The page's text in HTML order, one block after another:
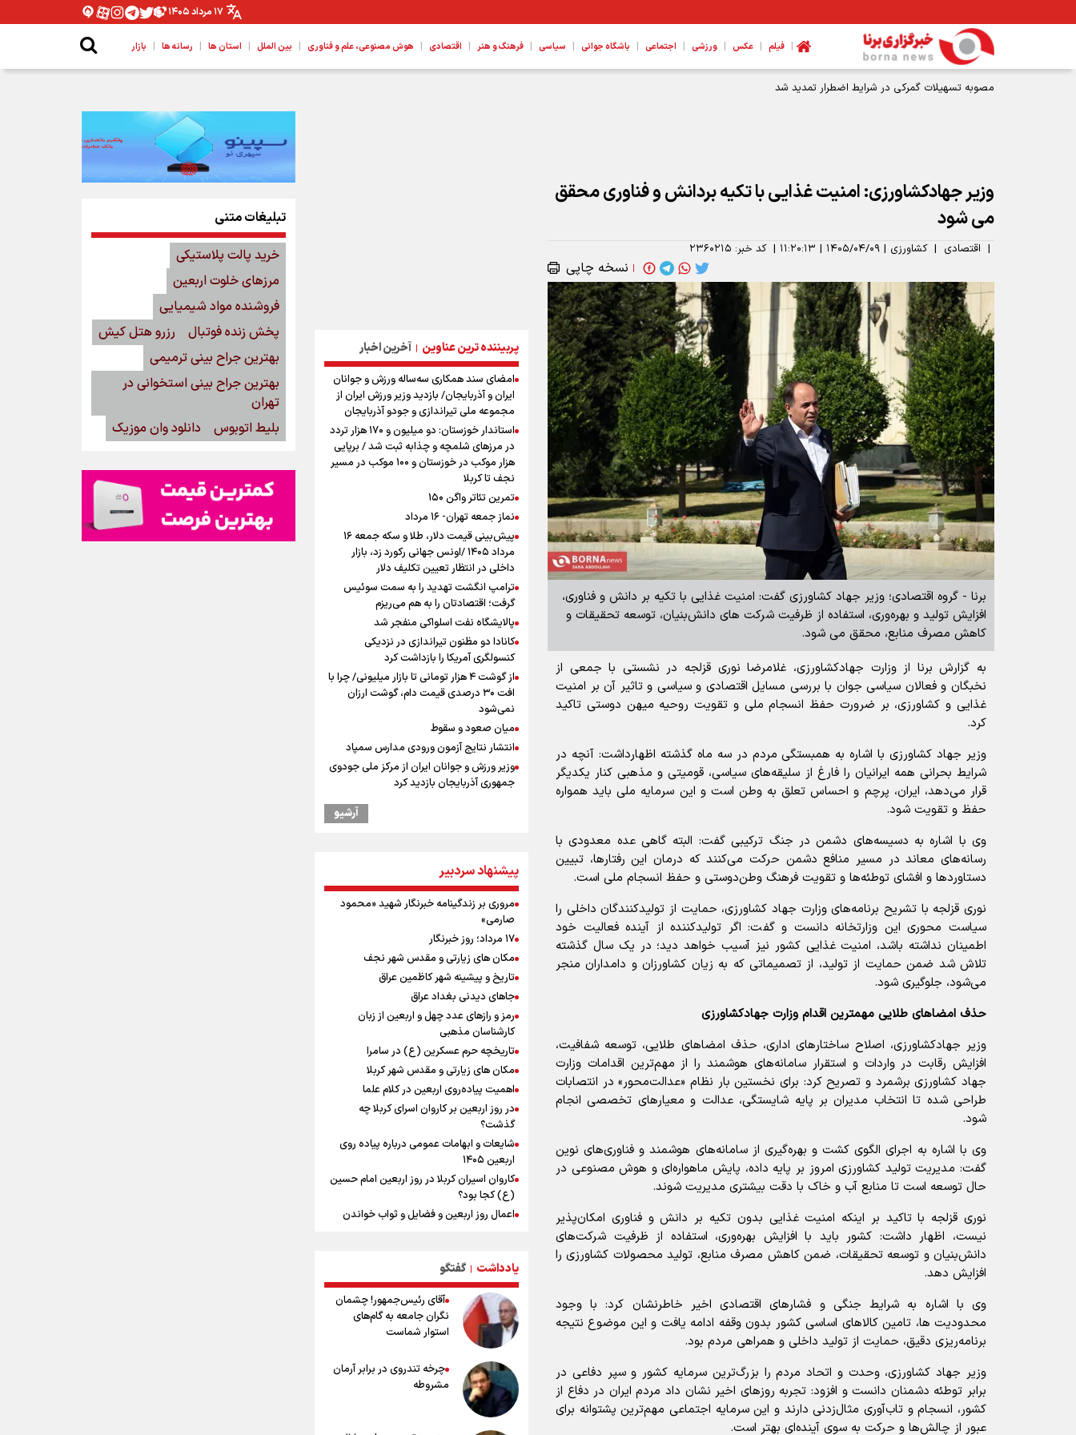
۱۷ مرداد ۱۴۰۵
| فیلم | عکس | ورزشی | اجتماعی | باشگاه جوانی | سیاسی | فرهنگ و هنر | اقتصادی | هوش مصنوعی، علم و فناوری | بین الملل | استان ها | رسانه ها | بازار
طرح‌های توسعه‌ای صنعت نفت با تکیه بر توان داخلی اجرا می شود
وزیر جهادکشاورزی: امنیت غذایی با تکیه بردانش و فناوری محقق
می شود
| اقتصادی | کشاورزی | ۱۴۰۵/۰۴/۰۹ | ۱۱:۲۰:۱۳ | کد خبر: ۲۳۶۰۲۱۵
| نسخه چاپی
برنا - گروه اقتصادی؛ وزیر جهاد کشاورزی گفت: امنیت غذایی با تکیه بر دانش و فناوری،
افزایش تولید و بهره‌وری، استفاده از ظرفیت شرکت‌ های دانش‌بنیان، توسعه تحقیقات و
کاهش مصرف منابع، محقق می‌ شود.‌
به گزارش برنا از وزارت جهادکشاورزی، غلامرضا نوری قزلجه در نشستی با جمعی از
نخبگان و فعالان سیاسی جوان با بررسی مسایل اقتصادی و سیاسی و تاثیر آن بر امنیت
غذایی و کشاورزی، بر ضرورت حفظ انسجام ملی و تقویت روحیه میهن‌ دوستی تاکید
کرد.
وزیر جهاد کشاورزی با اشاره به همبستگی مردم در سه ماه گذشته اظهارداشت: آنچه در
شرایط بحرانی همه ایرانیان را فارغ از سلیقه‌های سیاسی، قومیتی و مذهبی کنار یکدیگر
قرار می‌دهد، ایران، پرچم و احساس تعلق به وطن است و این سرمایه ملی باید همواره
حفظ و تقویت شود.
وی با اشاره به دسیسه‌های دشمن در جنگ ترکیبی گفت: البته گاهی عده معدودی با
رسانه‌های معاند در مسیر منافع دشمن حرکت می‌کنند که درمان این رفتارها، تبیین
دستاوردها و افشای توطئه‌ها و تقویت فرهنگ وطن‌دوستی و حفظ انسجام ملی است.
نوری قزلجه با تشریح برنامه‌های وزارت جهاد کشاورزی، حمایت از تولیدکنندگان داخلی را
سیاست محوری این وزارتخانه دانست و گفت: اگر تولیدکننده از آینده فعالیت خود
اطمینان نداشته باشد، امنیت غذایی کشور نیز آسیب خواهد دید؛ در یک سال گذشته
تلاش شد ضمن حمایت از تولید، از تصمیماتی که به زیان کشاورزان و دامداران منجر
می‌شود، جلوگیری شود.
حذف امضاهای طلایی مهمترین اقدام وزارت جهادکشاورزی
وزیر جهادکشاورزی، اصلاح ساختارهای اداری، حذف امضاهای طلایی، توسعه شفافیت،
افزایش رقابت در واردات و استقرار سامانه‌های هوشمند را از مهم‌ترین اقدامات وزارت
جهاد کشاورزی برشمرد و تصریح کرد: برای نخستین بار نظام «عدالت‌محور» در انتصابات
طراحی شده تا انتخاب مدیران بر پایه شایستگی، عدالت و معیارهای تخصصی انجام
شود.
وی با اشاره به اجرای الگوی کشت و بهره‌گیری از سامانه‌های هوشمند و فناوری‌های نوین
گفت: مدیریت تولید کشاورزی امروز بر پایه داده، پایش ماهواره‌ای و هوش مصنوعی در
حال توسعه است تا منابع آب و خاک با دقت بیشتری مدیریت شوند.
نوری قزلجه با تاکید بر اینکه امنیت غذایی بدون تکیه بر دانش و فناوری امکان‌پذیر
نیست، اظهار داشت: کشور باید با افزایش بهره‌وری، استفاده از ظرفیت شرکت‌های
دانش‌بنیان و توسعه تحقیقات، ضمن کاهش مصرف منابع، تولید محصولات کشاورزی را
افزایش دهد.
وی با اشاره به شرایط جنگی و فشارهای اقتصادی اخیر خاطرنشان کرد: با وجود
محدودیت‌ ها، تامین کالاهای اساسی کشور بدون وقفه ادامه یافت و این موضوع نتیجه
برنامه‌ریزی دقیق، حمایت از تولید داخلی و همراهی مردم بود.
وزیر جهاد کشاورزی، وحدت و اتحاد مردم را بزرگ‌ترین سرمایه کشور و سپر دفاعی در
برابر توطئه دشمنان دانست و افزود: تجربه روزهای اخیر نشان داد مردم ایران در دفاع از
کشور، انسجام و تاب‌آوری مثال‌زدنی دارند و این سرمایه اجتماعی مهم‌ترین پشتوانه برای
عبور از چالش‌ها و حرکت به سوی آینده‌ای بهتر است.
پربیننده ترین عناوین | آخرین اخبار
امضای سند همکاری سه‌ساله ورزش و جوانان
ایران و آذربایجان/ بازدید وزیر ورزش ایران از
مجموعه ملی تیراندازی و جودو آذربایجان
استاندار خوزستان: دو میلیون و ۱۷۰ هزار تردد
در مرزهای شلمچه و چذابه ثبت شد / برپایی
هزار موکب در خوزستان و ۱۰۰ موکب در مسیر
نجف تا کربلا
تمرین تئاتر واگن ۱۵۰
نماز جمعه تهران- ۱۶ مرداد
پیش‌بینی قیمت دلار، طلا و سکه جمعه ۱۶
مرداد ۱۴۰۵ /اونس جهانی رکورد زد، بازار
داخلی در انتظار تعیین تکلیف دلار
ترامپ انگشت تهدید را به سمت سوئیس
گرفت؛ اقتصادتان را به هم می‌ریزم
پالایشگاه نفت اسلواکی منفجر شد
کانادا دو مظنون تیراندازی در نزدیکی
کنسولگری آمریکا را بازداشت کرد
از گوشت ۴ هزار تومانی تا بازار میلیونی/ چرا با
افت ۳۰ درصدی قیمت دام، گوشت ارزان
نمی‌شود
میان صعود و سقوط
انتشار نتایج آزمون ورودی مدارس سمپاد
وزیر ورزش و جوانان ایران از مرکز ملی جودوی
جمهوری آذربایجان بازدید کرد
بازدید وزیر ورزش ایران از مجموعه ملی
پانتولیکوس یونان پیوست
افزایش تعداد قربانیان تیراندازی در مدرسه
تایلندی
دانیال شه‌بخش: اردوی ازبکستان کیفیت فنی
تیم ملی را بالا برد/ برای مدال ناگویا باید
قهرمانان جهان و المپیک را شکست دهیم
ورزشکاران سنگنوردی
یمن، ایستاده در برابر تحریم و تجاوز
کیلوگرم : امیدوارم با خوشرنگ‌ترین مدال‌ها به
ایران برگردیم
خودکشی ضارب ۱۴ ساله مدرسه تایلندی
خطیب جمعه تهران: دشمن شکست
مفتضحانه خورده و به التماس افتاده، ادبیات
باخت را هم بلد نیست
خبر سخنگوی کمیسیون امنیت از توافق در
چارچوب کلی مذاکرات ایران و عمان بر سر
تنگه هرمز
محسن رضایی: اجازه باز شدن مسیر دوم در
تنگه هرمز را نخواهیم داد
رئیس جمهور : آیا انجام مذاکرات باعث بروز
علیه ما بسیج کند
آرشیو
پیشنهاد سردبیر
مروری بر زندگینامه خبرنگار شهید «محمود
صارمی»
۱۷ مرداد؛ روز خبرنگار
مکان های زیارتی و مقدس شهر نجف
تاریخ و پیشینه شهر کاظمین عراق
جاهای دیدنی بغداد عراق
رمز و رازهای عدد چهل و اربعین از زبان
کارشناسان مذهبی
تاریخچه حرم عسکرین (ع) در سامرا
مکان های زیارتی و مقدس شهر کربلا
اهمیت پیاده‌روی اربعین در کلام علما
در روز اربعین بر کاروان اسرای کربلا چه
گذشت؟
شایعات و ابهامات عمومی درباره پیاده روی
اربعین ۱۴۰۵
کاروان اسیران کربلا در روز اربعین امام حسین
(ع) کجا بود؟
اعمال روز اربعین و فضایل و ثواب خواندن
وجه تسمیه و علت نامگذاری شهر نجف
راهنمای کامل درباره مسیر پیاده روی اربعین
از طریق العلماء
وجه تسمیه و علت نامگذاری شهر سامرا
وجه تسمیه و علت نامگذاری شهر کربلا
بهترین موکب‌های ایرانی در پیاده روی اربعین
۱۴۰۵
توصیه هایی مهم برای پیچ خوردگی پا در
پیاده روی اربعین
یادداشت | گفتگو
آقای رئیس‌جمهور! چشمان
نگران جامعه به گام‌های
استوار شماست
چرخه تندروی در برابر آرمان
مشروطه
تبلیغات متنی
خرید پالت پلاستیکی
مرزهای خلوت اربعین
فروشنده مواد شیمیایی
پخش زنده فوتبال
رزرو هتل کیش
بهترین جراح بینی ترمیمی
بهترین جراح بینی استخوانی در
تهران
بلیط اتوبوس
دانلود وان موزیک